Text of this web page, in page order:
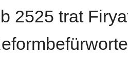
2525 trat